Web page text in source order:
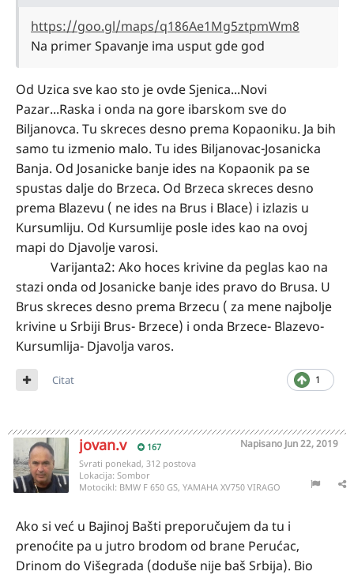
https://goo.gl/maps/q186Ae1Mg5ztpmWm8
Na primer Spavanje ima usput gde god
Od Uzica sve kao sto je ovde Sjenica...Novi
Pazar...Raska i onda na gore ibarskom sve do
Biljanovca. Tu skreces desno prema Kopaoniku. Ja bih
samo tu izmenio malo. Tu ides Biljanovac-Josanicka
Banja. Od Josanicke banje ides na Kopaonik pa se
spustas dalje do Brzeca. Od Brzeca skreces desno
prema Blazevu ( ne ides na Brus i Blace) i izlazis u
Kursumliju. Od Kursumlije posle ides kao na ovoj
mapi do Djavolje varosi.
Varijanta2: Ako hoces krivine da peglas kao na
stazi onda od Josanicke banje ides pravo do Brusa. U
Brus skreces desno prema Brzecu ( za mene najbolje
krivine u Srbiji Brus- Brzece) i onda Brzece- Blazevo-
Kursumlija- Djavolja varos.
1
Citat
jovan.v 167 Napisano Jun 22, 2019
Svrati ponekad, 312 postova
Lokacija: Sombor
Motocikl: BMW F 650 GS, YAMAHA XV750 VIRAGO
Ako si već u Bajinoj Bašti preporučujem da tu i
prenoćite pa u jutro brodom od brane Perućac,
Drinom do Višegrada (doduše nije baš Srbija). Bio